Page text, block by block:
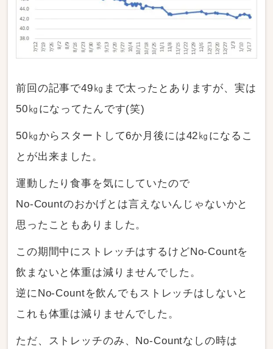
前回の記事で49㎏まで太ったとありますが、実は
50㎏になってたんです(笑)
50㎏からスタートして6か月後には42㎏になるこ
とが出来ました。
運動したり食事を気にしていたので
No-Countのおかげとは言えないんじゃないかと
思ったこともありました。
この期間中にストレッチはするけどNo-Countを
飲まないと体重は減りませんでした。
逆にNo-Countを飲んでもストレッチはしないと
これも体重は減りませんでした。
ただ、ストレッチのみ、No-Countなしの時は